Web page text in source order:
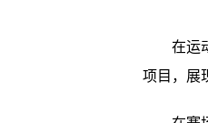
在运
项目，展